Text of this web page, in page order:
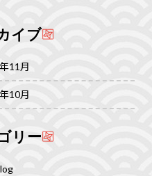
イブ
11月
10月
リー